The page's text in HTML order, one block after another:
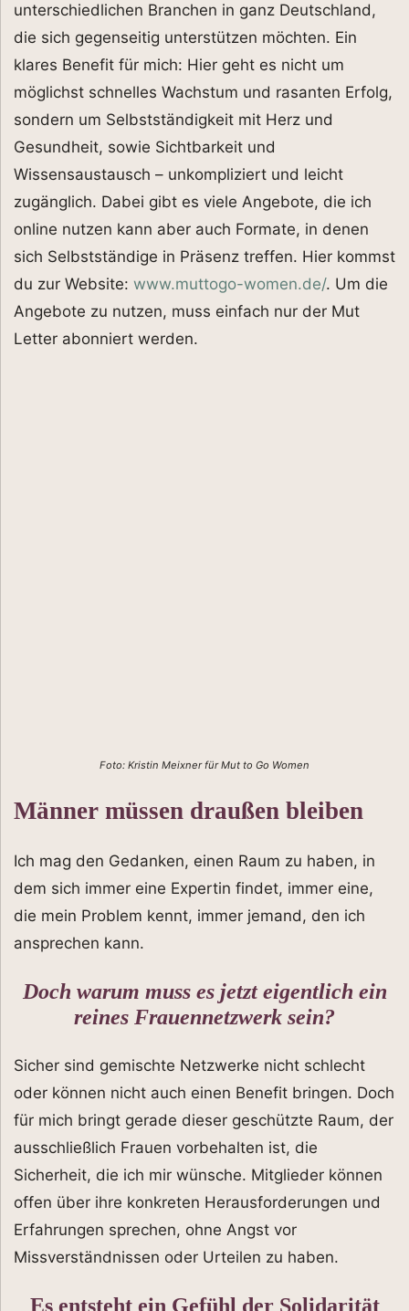
unterschiedlichen Branchen in ganz Deutschland,
die sich gegenseitig unterstützen möchten. Ein
klares Benefit für mich: Hier geht es nicht um
möglichst schnelles Wachstum und rasanten Erfolg,
sondern um Selbstständigkeit mit Herz und
Gesundheit, sowie Sichtbarkeit und
Wissensaustausch – unkompliziert und leicht
zugänglich. Dabei gibt es viele Angebote, die ich
online nutzen kann aber auch Formate, in denen
sich Selbstständige in Präsenz treffen. Hier kommst
du zur Website: www.muttogo-women.de/. Um die
Angebote zu nutzen, muss einfach nur der Mut
Letter abonniert werden.
Foto: Kristin Meixner für Mut to Go Women
Männer müssen draußen bleiben
Ich mag den Gedanken, einen Raum zu haben, in
dem sich immer eine Expertin findet, immer eine,
die mein Problem kennt, immer jemand, den ich
ansprechen kann.
Doch warum muss es jetzt eigentlich ein
reines Frauennetzwerk sein?
Sicher sind gemischte Netzwerke nicht schlecht
oder können nicht auch einen Benefit bringen. Doch
für mich bringt gerade dieser geschützte Raum, der
ausschließlich Frauen vorbehalten ist, die
Sicherheit, die ich mir wünsche. Mitglieder können
offen über ihre konkreten Herausforderungen und
Erfahrungen sprechen, ohne Angst vor
Missverständnissen oder Urteilen zu haben.
Es entsteht ein Gefühl der Solidarität